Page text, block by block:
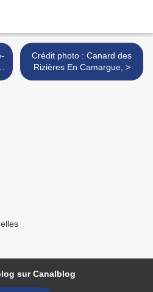
Crédit photo : Canard des
Rizières En Camargue, >
sur Canalblog